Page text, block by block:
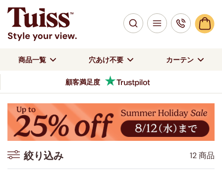
商品一覧 穴あけ不要 カーテン
高品質を低価格で提供
絞り込み 12 商品